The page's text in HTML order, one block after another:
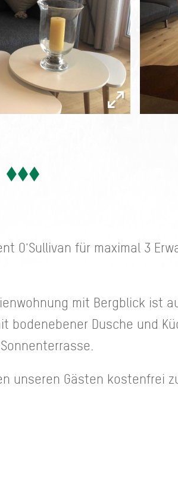
O'Sullivan für maximal 3
mit Bergblick ist
bodenebener Dusche und
unseren Gästen kostenfrei